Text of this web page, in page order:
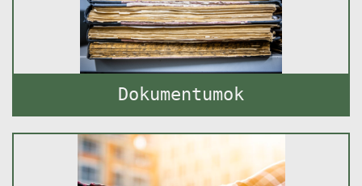
Dokumentumok